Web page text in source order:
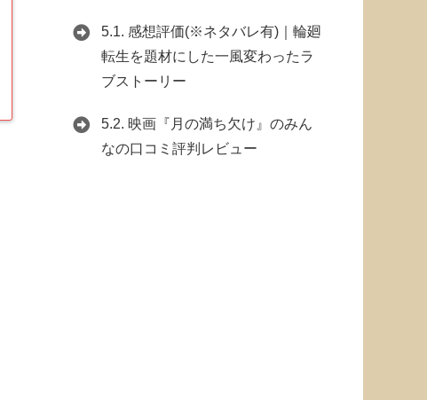
5.1. 感想評価(※ネタバレ有)｜輪廻
転生を題材にした一風変わったラ
ブストーリー
5.2. 映画『月の満ち欠け』のみん
なの口コミ評判レビュー